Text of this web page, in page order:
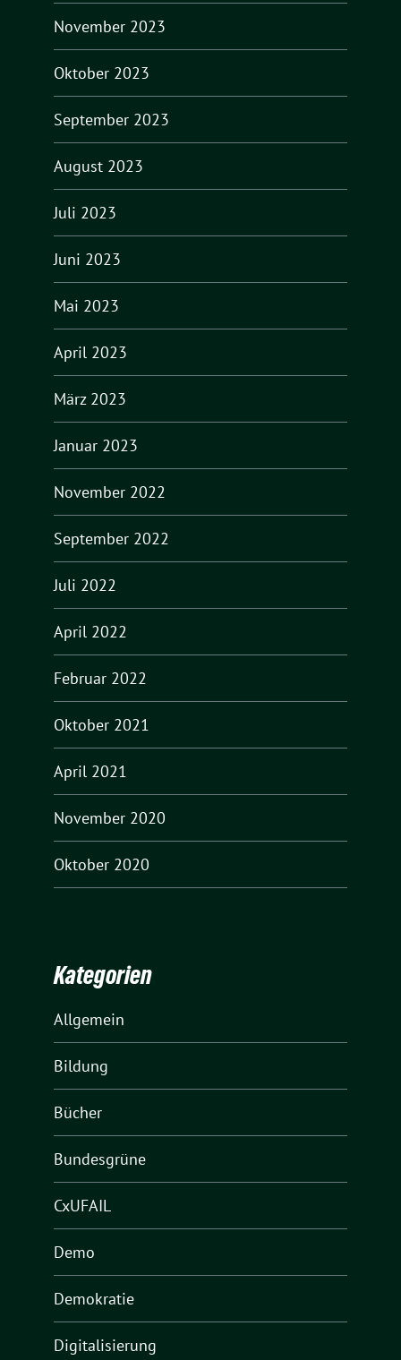
November 2023
Oktober 2023
September 2023
August 2023
Juli 2023
Juni 2023
Mai 2023
April 2023
März 2023
Januar 2023
November 2022
September 2022
Juli 2022
April 2022
Februar 2022
Oktober 2021
April 2021
November 2020
Oktober 2020
Kategorien
Allgemein
Bildung
Bücher
Bundesgrüne
CxUFAIL
Demo
Demokratie
Digitalisierung